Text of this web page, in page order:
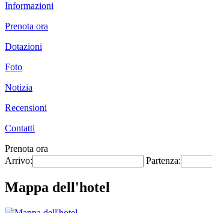
Informazioni
Prenota ora
Dotazioni
Foto
Notizia
Recensioni
Contatti
Prenota ora
Arrivo:
Partenza:
Mappa dell'hotel